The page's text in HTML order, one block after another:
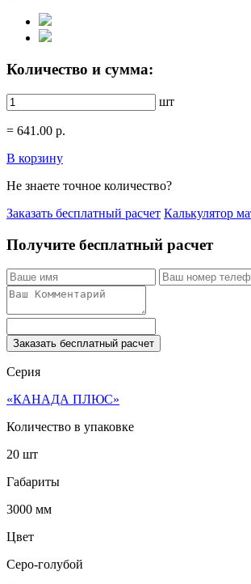
Количество и сумма:
шт
= 641.00 р.
В корзину
Не знаете точное количество?
Заказать бесплатный расчет Калькулятор
Получите бесплатный расчет
Заказать бесплатный расчет
Серия
«КАНАДА ПЛЮС»
Количество в упаковке
20 шт
Габариты
3000 мм
Цвет
Серо-голубой